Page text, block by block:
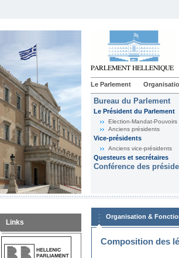
Le Parlement
Bureau du Parlement
Le Président du Parlement
Election-Mandat-Pouvoirs
Anciens présidents
Vice-présidents
Anciens vice-présidents
Questeurs et secrétaires
Conférence des
Links
Organisation &
Composition des